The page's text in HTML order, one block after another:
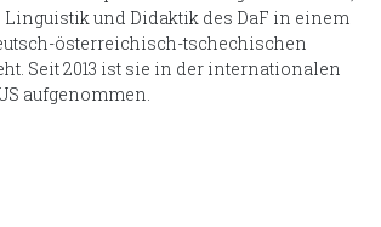
Linguistik und Didaktik des DaF in einem
österreichisch-tschechischen
Seit 2013 ist sie in der internationalen
aufgenommen.